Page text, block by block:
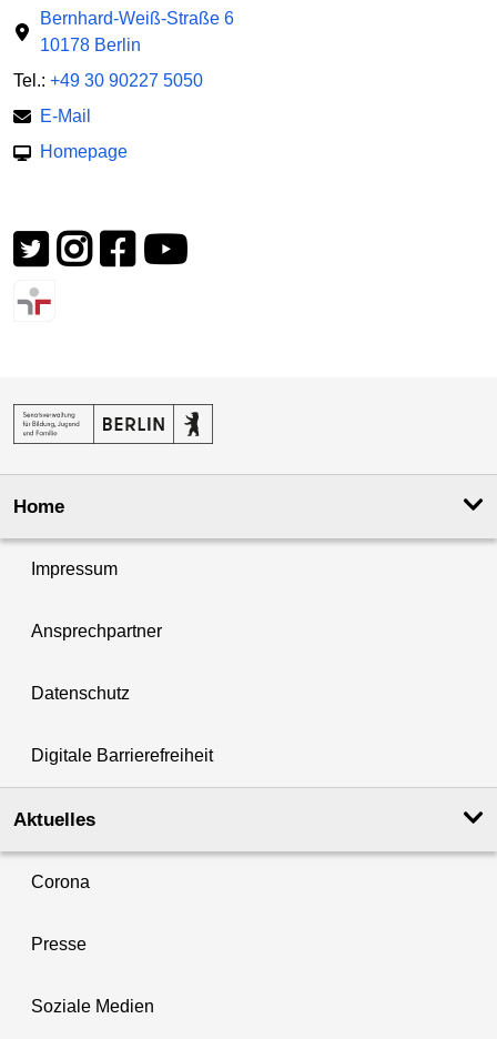
Bernhard-Weiß-Straße 6
10178 Berlin
Tel.: +49 30 90227 5050
E-Mail
Homepage
Home
Impressum
Ansprechpartner
Datenschutz
Digitale Barrierefreiheit
Aktuelles
Corona
Presse
Soziale Medien